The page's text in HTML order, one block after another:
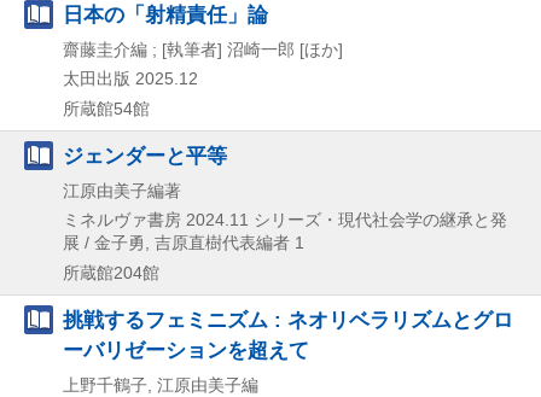
日本の「射精責任」論
齋藤圭介編 ; [執筆者] 沼崎一郎 [ほか]
太田出版 2025.12
所蔵館54館
ジェンダーと平等
江原由美子編著
ミネルヴァ書房 2024.11 シリーズ・現代社会学の継承と発
展 / 金子勇,
吉原直樹代表編者 1
所蔵館204館
挑戦するフェミニズム : ネオリベラリズムとグロ
ーバリゼーションを超えて
上野千鶴子, 江原由美子編